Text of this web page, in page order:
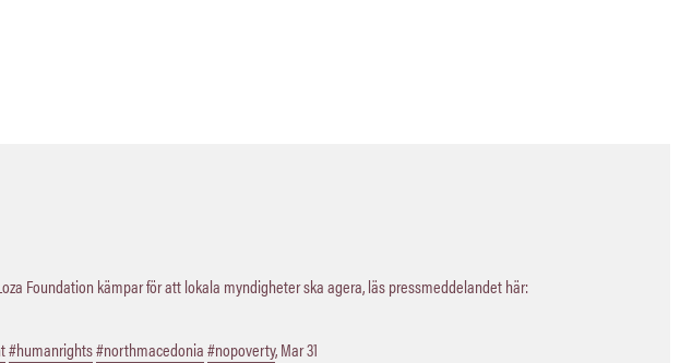
Foundation kämpar för att lokala myndigheter ska agera, läs pressmeddelandet här:
#humanrights#northmacedonia#nopoverty,Mar 31